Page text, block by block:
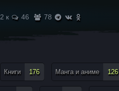
2 к 46 78
Книги 176 Манга и аниме 126